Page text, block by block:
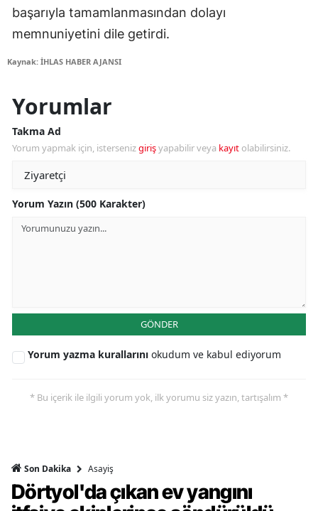
başarıyla tamamlanmasından dolayı
memnuniyetini dile getirdi.
Kaynak: İHLAS HABER AJANSI
Yorumlar
Takma Ad
Yorum yapmak için, istersenizgirişyapabilir veya kayıt olabilirsiniz.
Yorum Yazın (500 Karakter)
GÖNDER
Yorum yazma kurallarını okudum ve kabul ediyorum
* Bu içerik ile ilgili yorum yok, ilk yorumu siz yazın, tartışalım *
Son Dakika Asayiş
Dörtyol'da çıkan ev yangını